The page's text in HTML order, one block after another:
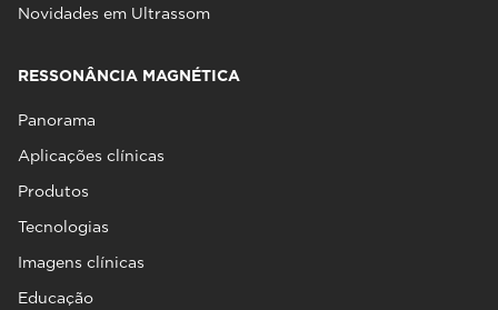
Novidades em Ultrassom
RESSONÂNCIA MAGNÉTICA
Panorama
Aplicações clínicas
Produtos
Tecnologias
Imagens clínicas
Educação